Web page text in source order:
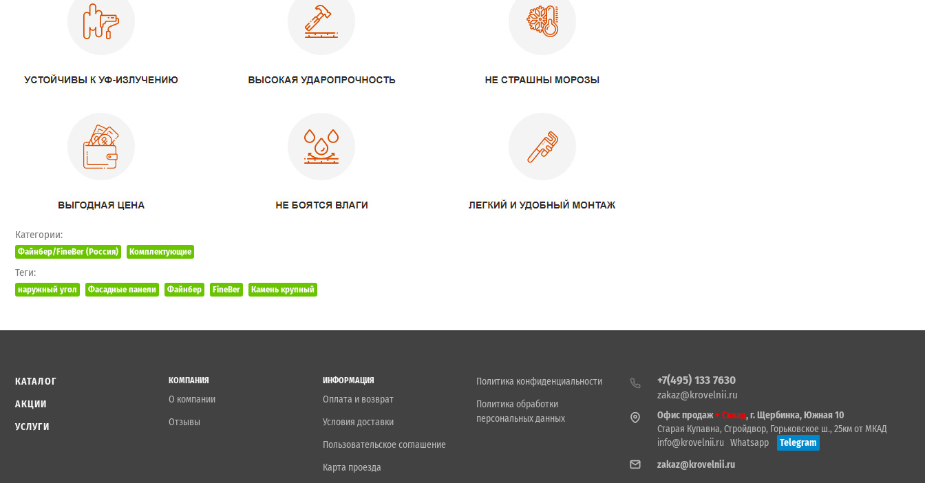
Категории:
Файнбер/FineBer (Россия) Комплектующие
Теги:
наружный угол Фасадные панели Файнбер FineBer Камень крупный
КАТАЛОГ
АКЦИИ
УСЛУГИ
КОМПАНИЯ
О компании
Отзывы
ИНФОРМАЦИЯ
Оплата и возврат
Условия доставки
Пользовательское соглашение
Карта проезда
Политика конфиденциальности
Политика обработки
персональных данных
+7(495) 133 7630
zakaz@krovelnii.ru
Офис продаж+ Склад, г. Щербинка, Южная 10
Старая Купавна, Стройдвор, Горьковское ш., 25км от МКАД
info@krovelnii.ru
Whatsapp
Telegram
zakaz@krovelnii.ru